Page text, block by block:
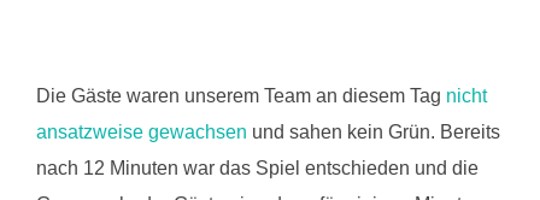
Die Gäste waren unserem Team an diesem Tag nicht
ansatzweise gewachsen und sahen kein Grün. Bereits
nach 12 Minuten war das Spiel entschieden und die